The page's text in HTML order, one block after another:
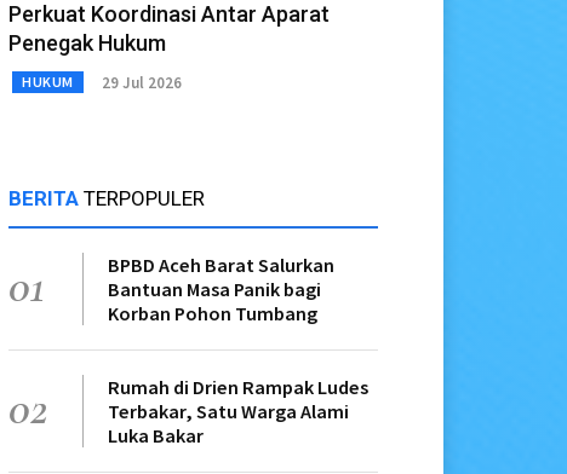
Perkuat Koordinasi Antar Aparat
Penegak Hukum
HUKUM 29 Jul 2026
BERITA TERPOPULER
01
BPBD Aceh Barat Salurkan
Bantuan Masa Panik bagi
Korban Pohon Tumbang
02
Rumah di Drien Rampak Ludes
Terbakar, Satu Warga Alami
Luka Bakar